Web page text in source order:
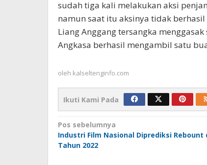
sudah tiga kali melakukan aksi
namun saat itu aksinya tidak
Liang Anggang tersangka
Angkasa berhasil mengambil satu
oleh kalseltenginfo.com
Ikuti Kami Pada
Navigasi
pos
Pos sebelumnya
Industri Film Nasional Diprediksi Rebount
Tahun 2022